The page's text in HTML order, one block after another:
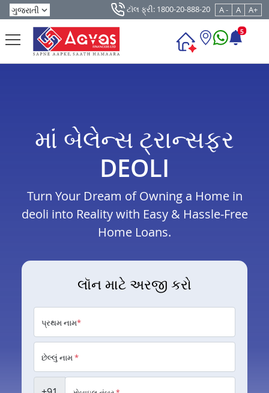
ટૉલ ફ્રી: 1800-20-888-20 A - A A+
5
માં બેલેન્સ ટ્રાન્સફર
DEOLI
Turn Your Dream of Owning a Home in
deoli into Reality with Easy & Hassle-Free
Home Loans.
લૉન માટે અરજી કરો
પ્રથમ નામ*
છેલ્લું નામ*